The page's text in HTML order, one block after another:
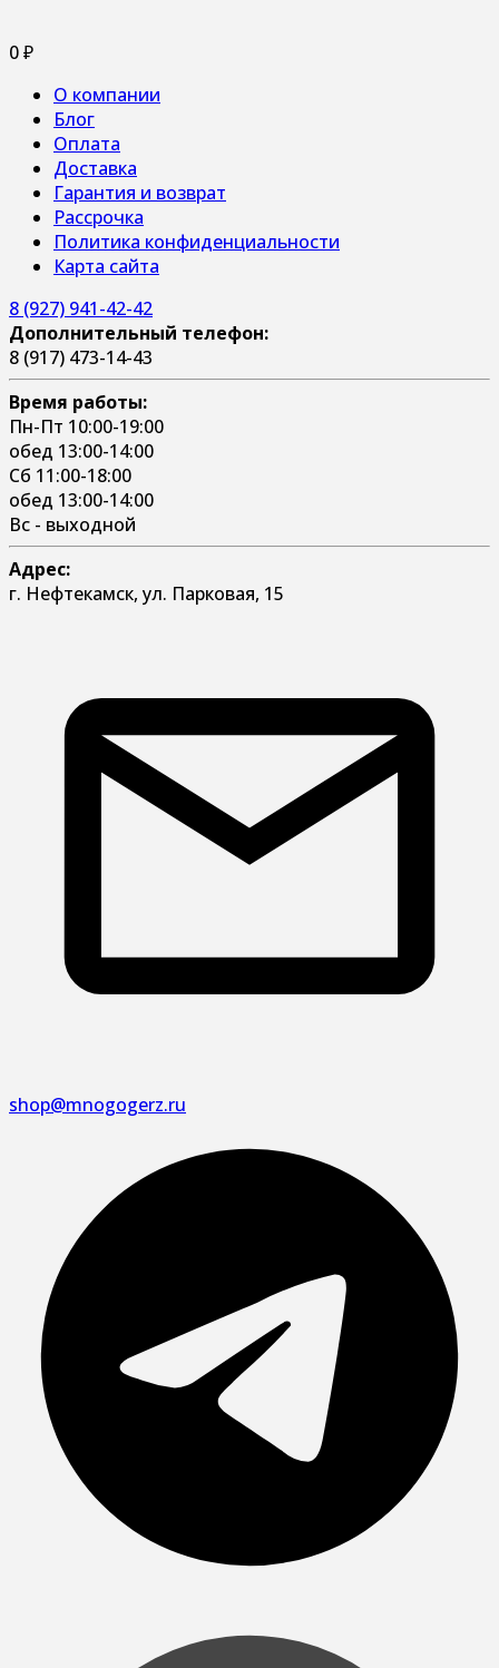
0₽
О компании
Блог
Оплата
Доставка
Гарантия и возврат
Рассрочка
Политика конфиденциальности
Карта сайта
8 (927) 941-42-42
Дополнительный телефон:
8 (917) 473-14-43
Время работы:
Пн-Пт 10:00-19:00
обед 13:00-14:00
Сб 11:00-18:00
обед 13:00-14:00
Вс - выходной
Адрес:
г. Нефтекамск, ул. Парковая, 15
shop@mnogogerz.ru